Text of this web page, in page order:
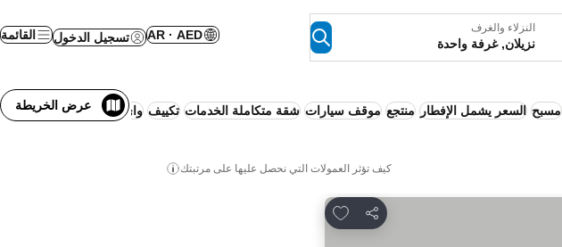
النزلاء والغرف
نزيلان, غرفة واحدة
AR · AED تسجيل الدخول القائمة
مسبح السعر يشمل الإفطار منتجع موقف سيارات شقة متكاملة الخدمات تكييف واي فاي عرض الخريطة
كيف تؤثر العمولات التي نحصل عليها على مرتبتك
مشاركة
Add to favorites